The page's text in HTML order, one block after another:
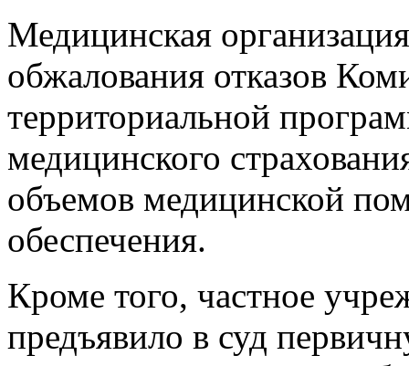
Медицинская
обжалования отказов
территориальной
медицинского
объемов медицинской
обеспечения.
Кроме того, частное
предъявило в суд